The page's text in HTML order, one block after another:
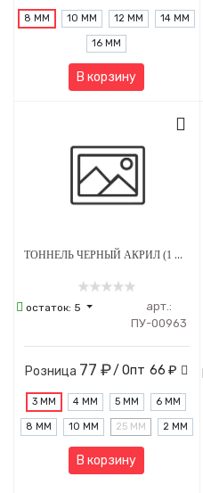
8 ММ 10 ММ 12 ММ 14 ММ
16 ММ
В корзину
ТОННЕЛЬ ЧЕРНЫЙ АКРИЛ (1 ШТ)
остаток: 5
арт.:
ПУ-00963
Розница 77 ₽/ Опт 66 ₽
3 ММ 4 ММ 5 ММ 6 ММ
8 ММ 10 ММ 25 ММ 2 ММ
В корзину